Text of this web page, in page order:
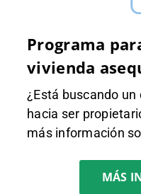
Programa
vivienda
¿Está buscando
hacia ser
más información
MÁS